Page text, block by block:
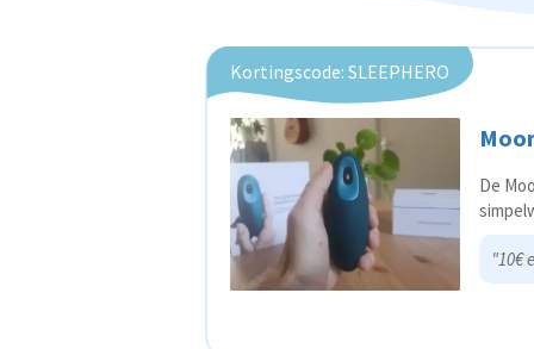
Kortingscode: SLEEPHERO
De
"10€